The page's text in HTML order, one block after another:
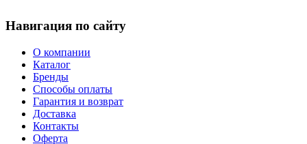
Навигация по сайту
О компании
Каталог
Бренды
Способы оплаты
Гарантия и возврат
Доставка
Контакты
Оферта